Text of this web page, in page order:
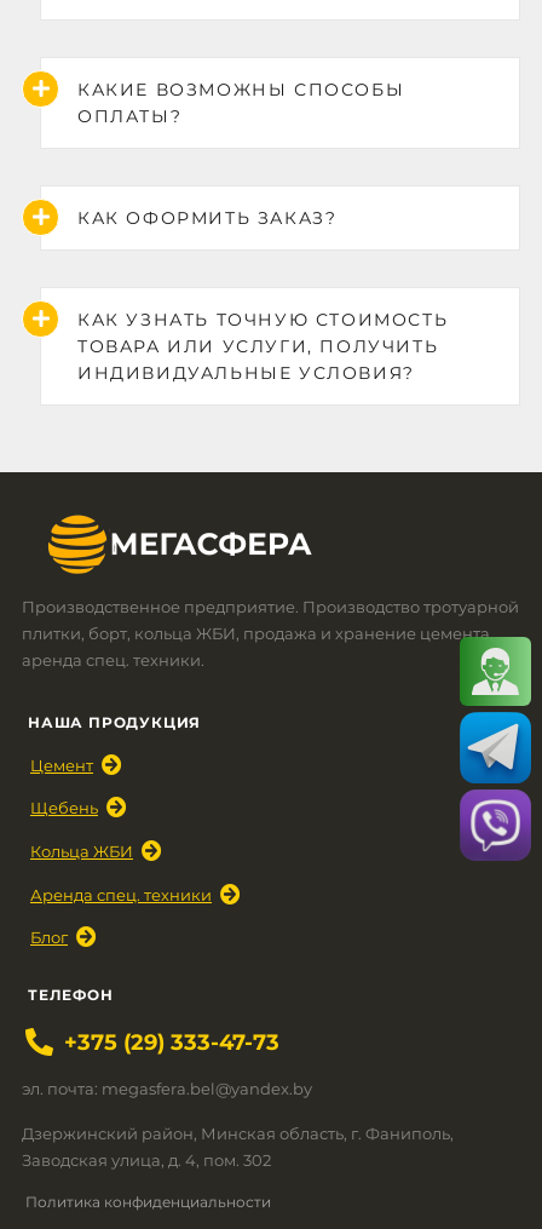
КАКИЕ ВОЗМОЖНЫ СПОСОБЫ
ОПЛАТЫ?
КАК ОФОРМИТЬ ЗАКАЗ?
КАК УЗНАТЬ ТОЧНУЮ СТОИМОСТЬ
ТОВАРА ИЛИ УСЛУГИ, ПОЛУЧИТЬ
ИНДИВИДУАЛЬНЫЕ УСЛОВИЯ?
Производственное предприятие. Производство тротуарной
плитки, борт, кольца ЖБИ, продажа и хранение цемента,
аренда спец. техники.
НАША ПРОДУКЦИЯ
Цемент
Щебень
Кольца ЖБИ
Аренда спец. техники
Блог
ТЕЛЕФОН
+375 (29) 333-47-73
эл. почта: megasfera.bel@yandex.by
Дзержинский район, Минская область, г. Фаниполь,
Заводская улица, д. 4, пом. 302
Политика конфиденциальности